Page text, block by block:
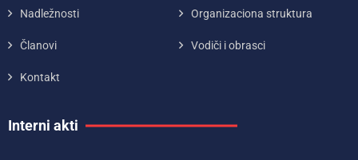
Nadležnosti Organizaciona struktura
Članovi Vodiči i obrasci
Kontakt
Interni akti